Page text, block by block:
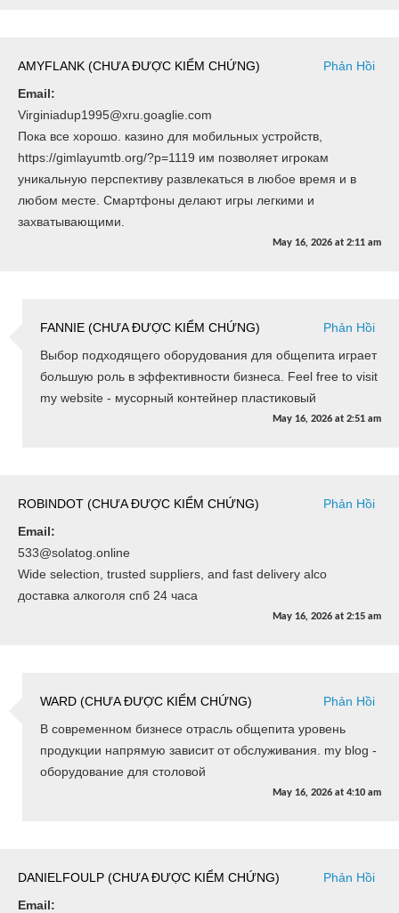
AMYFLANK (CHƯA ĐƯỢC KIỂM CHỨNG)
Phản Hồi
Email:
Virginiadup1995@xru.goaglie.com
Пока все хорошо. казино для мобильных устройств,
https://gimlayumtb.org/?p=1119 им позволяет игрокам
уникальную перспективу развлекаться в любое время и в
любом месте. Смартфоны делают игры легкими и
захватывающими.
May 16, 2026 at 2:11 am
FANNIE (CHƯA ĐƯỢC KIỂM CHỨNG)
Phản Hồi
Выбор подходящего оборудования для общепита играет
большую роль в эффективности бизнеса. Feel free to visit
my website - мусорный контейнер пластиковый
May 16, 2026 at 2:51 am
ROBINDOT (CHƯA ĐƯỢC KIỂM CHỨNG)
Phản Hồi
Email:
533@solatog.online
Wide selection, trusted suppliers, and fast delivery alco
доставка алкоголя спб 24 часа
May 16, 2026 at 2:15 am
WARD (CHƯA ĐƯỢC KIỂM CHỨNG)
Phản Hồi
В современном бизнесе отрасль общепита уровень
продукции напрямую зависит от обслуживания. my blog -
оборудование для столовой
May 16, 2026 at 4:10 am
DANIELFOULP (CHƯA ĐƯỢC KIỂM CHỨNG)
Phản Hồi
Email: